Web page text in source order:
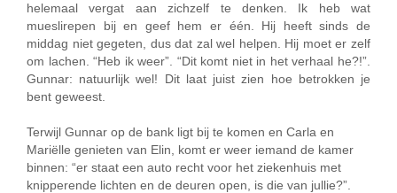
helemaal vergat aan zichzelf te denken. Ik heb wat
mueslirepen bij en geef hem er één. Hij heeft sinds de
middag niet gegeten, dus dat zal wel helpen. Hij moet er zelf
om lachen. “Heb ik weer”. “Dit komt niet in het verhaal he?!”.
Gunnar: natuurlijk wel! Dit laat juist zien hoe betrokken je
bent geweest.
Terwijl Gunnar op de bank ligt bij te komen en Carla en
Mariëlle genieten van Elin, komt er weer iemand de kamer
binnen: “er staat een auto recht voor het ziekenhuis met
knipperende lichten en de deuren open, is die van jullie?”.